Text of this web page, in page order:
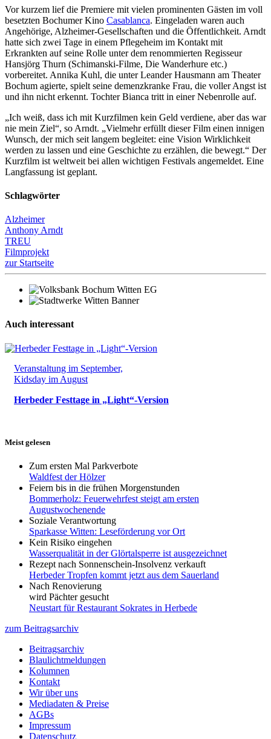
Vor kurzem lief die Premiere mit vielen prominenten Gästen im voll
besetzten Bochumer Kino Casablanca. Eingeladen waren auch
Angehörige, Alzheimer-Gesellschaften und die Öffentlichkeit. Arndt
hatte sich zwei Tage in einem Pflegeheim im Kontakt mit
Erkrankten auf seine Rolle unter dem renommierten Regisseur
Hansjörg Thurn (Schimanski-Filme, Die Wanderhure etc.)
vorbereitet. Annika Kuhl, die unter Leander Hausmann am Theater
Bochum agierte, spielt seine demenzkranke Frau, die voller Angst ist
und ihn nicht erkennt. Tochter Bianca tritt in einer Nebenrolle auf.
„Ich weiß, dass ich mit Kurzfilmen kein Geld verdiene, aber das war
nie mein Ziel“, so Arndt. „Vielmehr erfüllt dieser Film einen innigen
Wunsch, der mich seit langem begleitet: eine Vision Wirklichkeit
werden zu lassen und eine Geschichte zu erzählen, die bewegt.“ Der
Kurzfilm ist weltweit bei allen wichtigen Festivals angemeldet. Eine
Langfassung ist geplant.
Schlagwörter
Alzheimer
Anthony Arndt
TREU
Filmprojekt
zur Startseite
Auch interessant
Veranstaltung im September,
Kidsday im August
Herbeder Festtage in „Light“-Version
Meist gelesen
Zum ersten Mal Parkverbote
Waldfest der Hölzer
Feiern bis in die frühen Morgenstunden
Bommerholz: Feuerwehrfest steigt am ersten
Augustwochenende
Soziale Verantwortung
Sparkasse Witten: Leseförderung vor Ort
Kein Risiko eingehen
Wasserqualität in der Glörtalsperre ist ausgezeichnet
Rezept nach Sonnenschein-Insolvenz verkauft
Herbeder Tropfen kommt jetzt aus dem Sauerland
Nach Renovierung
wird Pächter gesucht
Neustart für Restaurant Sokrates in Herbede
zum Beitragsarchiv
Beitragsarchiv
Blaulichtmeldungen
Kolumnen
Kontakt
Wir über uns
Mediadaten & Preise
AGBs
Impressum
Datenschutz